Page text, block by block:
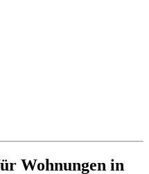
Wohnungen in